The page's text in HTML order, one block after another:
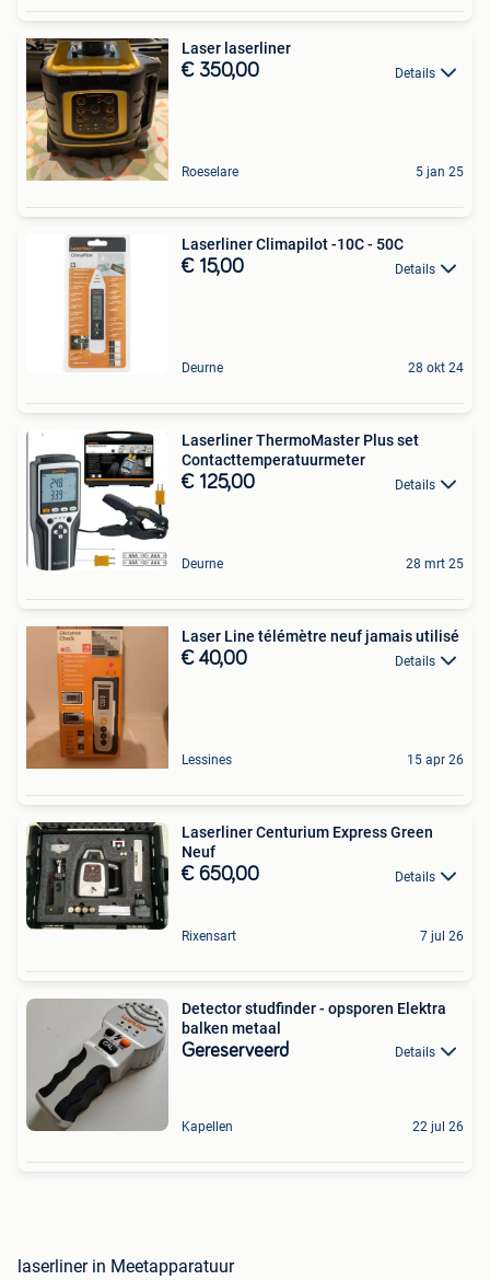
Laser laserliner
€ 350,00 Details
Roeselare 5 jan 25
Laserliner Climapilot -10C - 50C
€ 15,00 Details
Deurne 28 okt 24
Laserliner ThermoMaster Plus set
Contacttemperatuurmeter
€ 125,00 Details
Deurne 28 mrt 25
Laser Line télémètre neuf jamais utilisé
€ 40,00 Details
Lessines 15 apr 26
Laserliner Centurium Express Green
Neuf
€ 650,00 Details
Rixensart 7 jul 26
Detector studfinder - opsporen Elektra
balken metaal
Gereserveerd Details
Kapellen 22 jul 26
laserliner in Meetapparatuur